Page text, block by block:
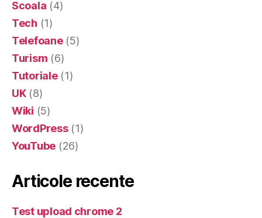
Scoala (4)
Tech (1)
Telefoane(5)
Turism (6)
Tutoriale(1)
UK(8)
Wiki (5)
WordPress(1)
YouTube (26)
Articole recente
Test upload chrome 2